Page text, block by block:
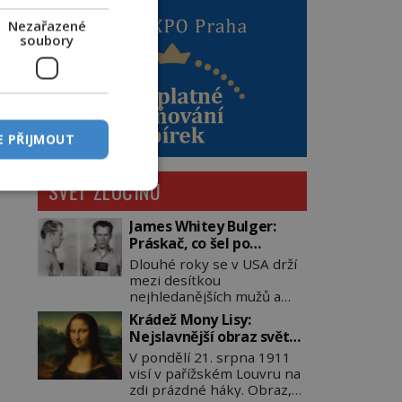
SVĚT ZLOČINU
James Whitey Bulger:
Práskač, co šel po
práskačích
Dlouhé roky se v USA drží
mezi desítkou
nejhledanějších mužů a
dopracuje to až na číslo
dvě – hned po Usámovi bin
Ládinovi (1957–2011). To je
James „Whitey“ Bulger
(1929–2018) viněný ze
spoluúčasti na 19
Krádež Mony Lisy:
Nejslavnější obraz světa
zůstane dva roky
nezvěstný
V pondělí 21. srpna 1911
visí v pařížském Louvru na
zdi prázdné háky. Obraz,
Nezařazené
soubory
PŘIJMOUT